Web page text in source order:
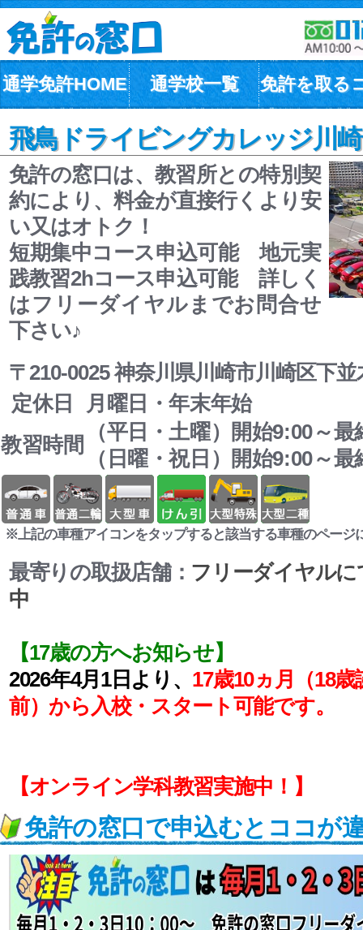
通学免許HOME 通学校一覧 免許を取る
飛鳥ドライビングカレッジ川
免許の窓口は、教習所との特別契
約により、料金が直接行くより安
い又はオトク！
短期集中コース申込可能 地元実
践教習2hコース申込可能 詳しく
はフリーダイヤルまでお問合せ
下さい♪
〒210-0025 神奈川県川崎市川崎区下並
定休日
月曜日・年末年始
教習時間
（平日・土曜）開始9:00～
（日曜・祝日）開始9:00～
※上記の車種アイコンをタップすると該当する車種のページ
最寄りの取扱店舗： フリーダイヤル
中
【17歳の方へお知らせ】
2026年4月1日より、 17歳10ヵ月（18
前）から入校・スタート可能です。
【オンライン学科教習実施中！】
免許の窓口で申込むとココが